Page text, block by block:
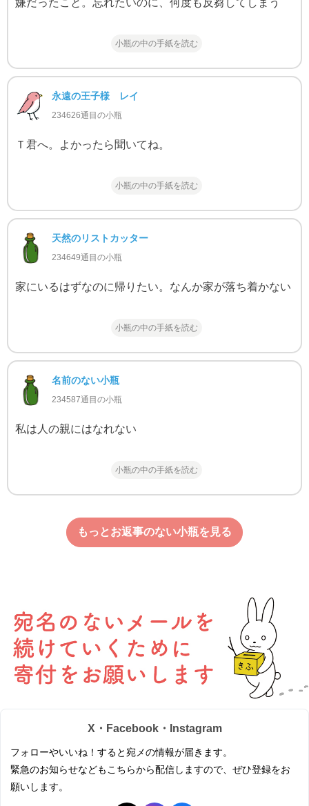
嫌だったこと。忘れたいのに、何度も反芻してしまう
小瓶の中の手紙を読む
永遠の王子様 レイ
234626通目の小瓶
Ｔ君へ。よかったら聞いてね。
小瓶の中の手紙を読む
天然のリストカッター
234649通目の小瓶
家にいるはずなのに帰りたい。なんか家が落ち着かない
小瓶の中の手紙を読む
名前のない小瓶
234587通目の小瓶
私は人の親にはなれない
小瓶の中の手紙を読む
もっとお返事のない小瓶を見る
X・Facebook・Instagram
フォローやいいね！すると宛メの情報が届きます。
緊急のお知らせなどもこちらから配信しますので、ぜひ登録をお
願いします。